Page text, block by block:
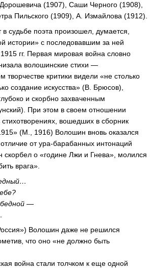
(1907), Саши Черного (1908),
Пильского (1909), А. Измайлова (1912).
судьбе поэта произошел, думается,
истории» с последовавшим за ней
гг. Первая мировая война словно
волошинские стихи —
творчестве критики видели «не столько
создание искусства» (В. Брюсов),
и скорбно захваченным
При этом в своем отношении
вошедших в сборник
(М., 1916) Волошин вновь оказался
отура-барабанных интонаций
скорбел о «године Лжи и Гнева», молился
врага».
бедной —
Волошин даже не решился
что оно «не должно быть
война стали толчком к еще одной